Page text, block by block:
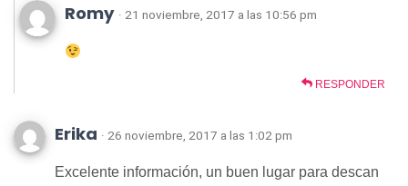
Romy · 21 noviembre, 2017 a las 10:56 pm
RESPONDER
Erika · 26 noviembre, 2017 a las 1:02 pm
Excelente información, un buen lugar para descan